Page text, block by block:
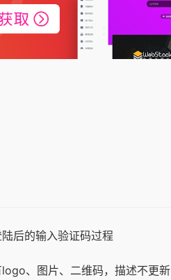
后的输入验证码过程
、图片、二维码，描述不更新